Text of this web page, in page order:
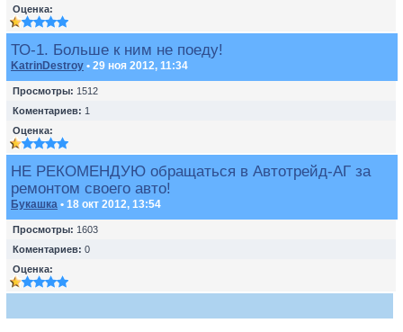
Оценка:
ТО-1. Больше к ним не поеду!
KatrinDestroy • 29 ноя 2012, 11:34
Просмотры: 1512
Коментариев: 1
Оценка:
НЕ РЕКОМЕНДУЮ обращаться в Автотрейд-АГ за
ремонтом своего авто!
Букашка • 18 окт 2012, 13:54
Просмотры: 1603
Коментариев: 0
Оценка: